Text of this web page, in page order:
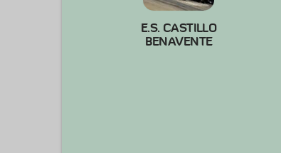
E.S. CASTILLO
BENAVENTE